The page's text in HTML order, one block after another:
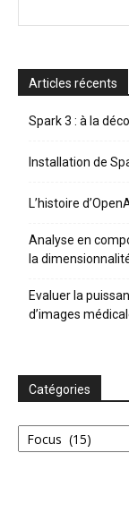
Articles récents
Spark 3 : à la
Installation de
L’histoire
Analyse en
la
Evaluer la
d’images
Catégories
Catégories